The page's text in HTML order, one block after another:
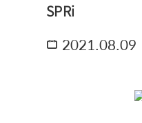
SPRi
2021.08.09